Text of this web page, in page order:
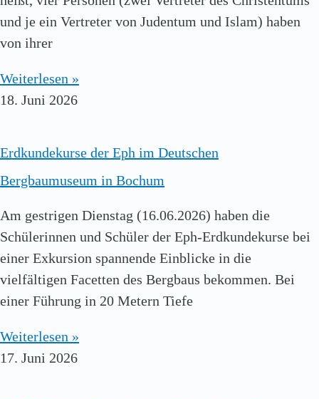
und je ein Vertreter von Judentum und Islam) haben
von ihrer
Weiterlesen »
18. Juni 2026
Erdkundekurse der Eph im Deutschen
Bergbaumuseum in Bochum
Am gestrigen Dienstag (16.06.2026) haben die
Schülerinnen und Schüler der Eph-Erdkundekurse bei
einer Exkursion spannende Einblicke in die
vielfältigen Facetten des Bergbaus bekommen. Bei
einer Führung in 20 Metern Tiefe
Weiterlesen »
17. Juni 2026